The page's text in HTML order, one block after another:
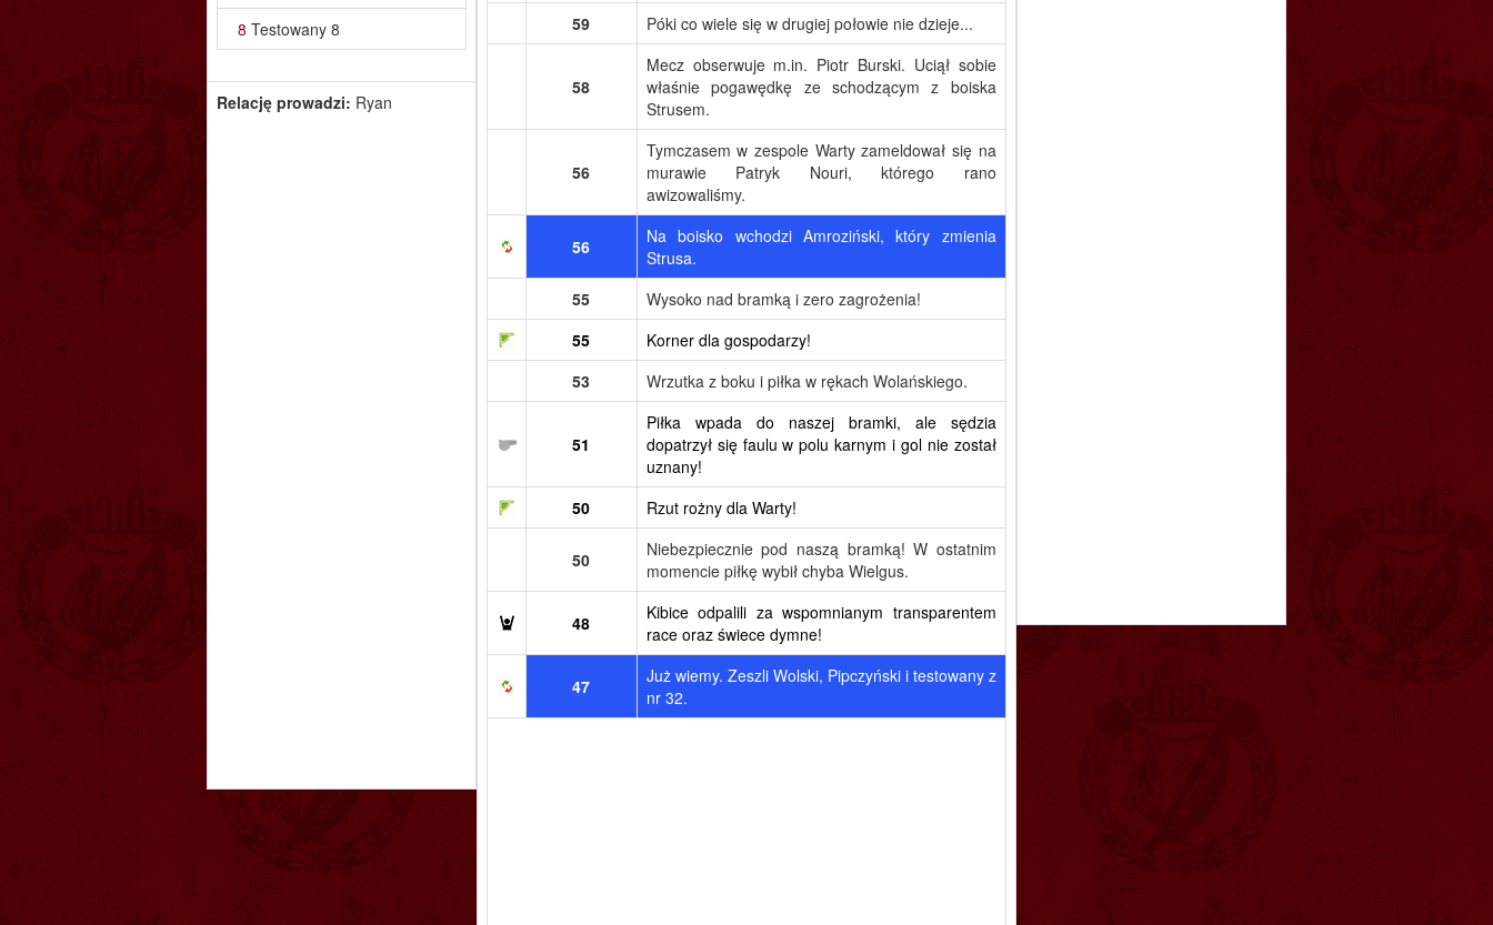
59
Póki co wiele się w drugiej połowie nie dzieje...
58
Mecz obserwuje m.in. Piotr Burski. Uciął sobie
właśnie pogawędkę ze schodzącym z boiska
Strusem.
56
Tymczasem w zespole Warty zameldował się na
murawie Patryk Nouri, którego rano
awizowaliśmy.
56
Na boisko wchodzi Amroziński, który zmienia
Strusa.
55
Wysoko nad bramką i zero zagrożenia!
55
Korner dla gospodarzy!
53
Wrzutka z boku i piłka w rękach Wolańskiego.
51
Piłka wpada do naszej bramki, ale sędzia
dopatrzył się faulu w polu karnym i gol nie został
uznany!
50
Rzut rożny dla Warty!
50
Niebezpiecznie pod naszą bramką! W ostatnim
momencie piłkę wybił chyba Wielgus.
48
Kibice odpalili za wspomnianym transparentem
race oraz świece dymne!
47
Już wiemy. Zeszli Wolski, Pipczyński i testowany z
nr 32.
8 Testowany 8
Relację prowadzi: Ryan